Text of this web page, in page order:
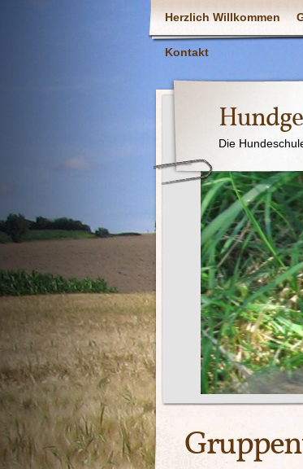
Herzlich Willkommen
Kontakt
Die